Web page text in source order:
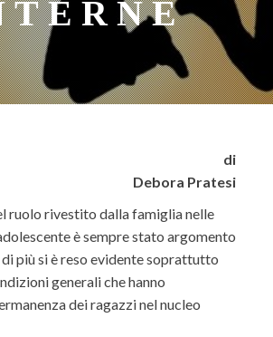
di
Debora Pratesi
ruolo rivestito dalla famiglia nelle
è sempre stato argomento
più si è reso evidente soprattutto
generali che hanno
dei ragazzi nel nucleo